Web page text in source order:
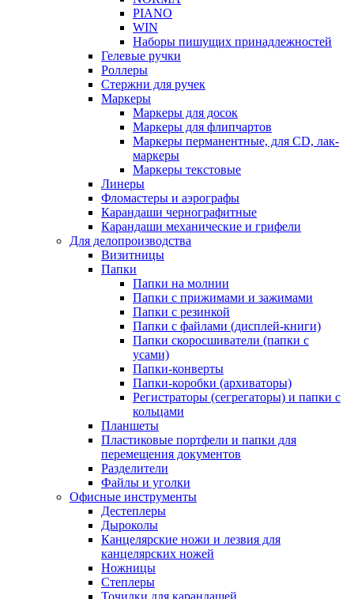
PIANO
WIN
Наборы пишущих принадлежностей
Гелевые ручки
Роллеры
Стержни для ручек
Маркеры
Маркеры для досок
Маркеры для флипчартов
Маркеры перманентные, для CD, лак-
маркеры
Маркеры текстовые
Линеры
Фломастеры и аэрографы
Карандаши чернографитные
Карандаши механические и грифели
Для делопроизводства
Визитницы
Папки
Папки на молнии
Папки с прижимами и зажимами
Папки с резинкой
Папки с файлами (дисплей-книги)
Папки скоросшиватели (папки с
усами)
Папки-конверты
Папки-коробки (архиваторы)
Регистраторы (сегрегаторы) и папки с
кольцами
Планшеты
Пластиковые портфели и папки для
перемещения документов
Разделители
Файлы и уголки
Офисные инструменты
Дестеплеры
Дыроколы
Канцелярские ножи и лезвия для
канцелярских ножей
Ножницы
Степлеры
Точилки для карандашей